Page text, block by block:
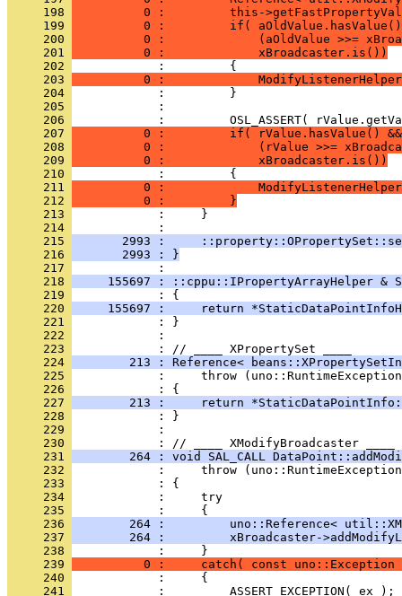
     198
0 :         this-
     199
0 :         if(
     200
0 :             (aOldValue >>=
     201
          0 :             xBroadcaster.is())
     202
     203
0 :
     204
     205
     206
     207
          0 :         if( rValue.hasValue() &&
     208
0 :             (rValue >>=
     209
          0 :             xBroadcaster.is())
     210
     211
0 :
     212
          0 :         }
     213
     214
     215
2993 :
     216
       2993 : }
     217
     218
155697 : ::cppu::IPropertyArrayHelper &
     219
     220
155697 :     return
     221
     222
            :
     223
     224
213 : Reference<
     225
     226
     227
213 :     return
     228
     229
            :
     230
     231
264 : void SAL_CALL
     232
     233
     234
     235
     236
264 :         uno::Reference<
     237
264 :         xBroadcaster-
     238
     239
0 :     catch( const uno::Exception
     240
     241